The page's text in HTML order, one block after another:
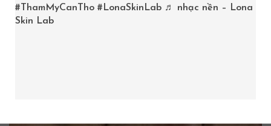
thời gian nghỉ dưỡng.
#ThamMyCanTho #LonaSkinLab ♬ nhạc nền – Lona
Skin Lab